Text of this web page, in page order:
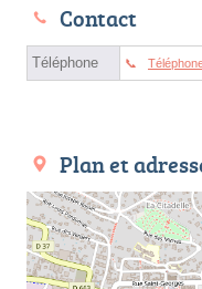
Contact
Téléphone
Plan et